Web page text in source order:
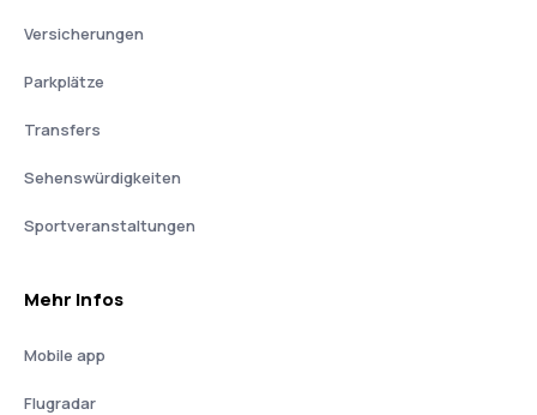
Versicherungen
Parkplätze
Transfers
Sehenswürdigkeiten
Sportveranstaltungen
Mehr Infos
Mobile app
Flugradar